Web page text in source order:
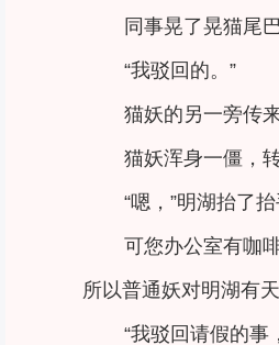
同事晃了晃猫尾
“我驳回的。”
猫妖的另一旁传
猫妖浑身一僵，
“嗯，”明湖抬了
可您办公室有咖
所以普通妖对明湖有
“我驳回请假的事